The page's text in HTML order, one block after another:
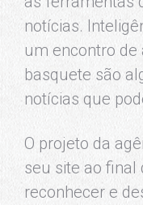
notícias.
um encontro
basquete são
notícias que
O projeto da
seu site ao final
reconhecer e